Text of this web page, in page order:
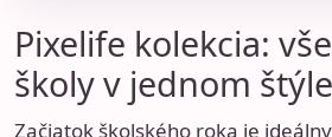
Pixelife kolekcia:
školy v jednom štýle
Začiatok školského roka je